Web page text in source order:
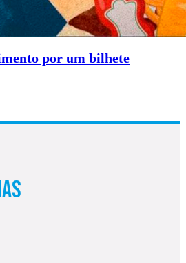
por um bilhete